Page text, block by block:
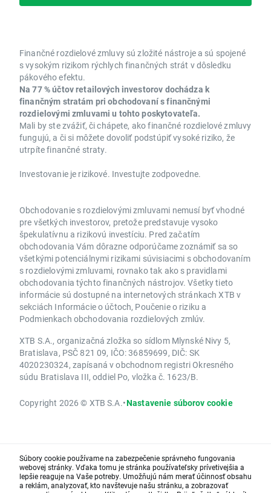
Finančné rozdielové zmluvy sú zložité nástroje a sú spojené
s vysokým rizikom rýchlych finančných strát v dôsledku
pákového efektu.
Na 77 % účtov retailových investorov dochádza k
finančným stratám pri obchodovaní s finančnými
rozdielovými zmluvami u tohto poskytovateľa.
Mali by ste zvážiť, či chápete, ako finančné rozdielové zmluvy
fungujú, a či si môžete dovoliť podstúpiť vysoké riziko, že
utrpíte finančné straty.
Investovanie je rizikové. Investujte zodpovedne.
Obchodovanie s rozdielovými zmluvami nemusí byť vhodné
pre všetkých investorov, pretože predstavuje vysoko
špekulatívnu a rizikovú investíciu. Pred začatím
obchodovania Vám dôrazne odporúčame zoznámiť sa so
všetkými potenciálnymi rizikami súvisiacimi s obchodovaním
s rozdielovými zmluvami, rovnako tak ako s pravidlami
obchodovania týchto finančných nástrojov. Všetky tieto
informácie sú dostupné na internetových stránkach XTB v
sekciách Informácie o účtoch, Poučenie o riziku a
Podmienkach obchodovania rozdielových zmlúv.
XTB S.A., organizačná zložka so sídlom Mlynské Nivy 5,
Bratislava, PSČ 821 09, IČO: 36859699, DIČ: SK
4020230324, zapísaná v obchodnom registri Okresného
súdu Bratislava III, oddiel Po, vložka č. 1623/B.
Copyright 2026 © XTB S.A.•Nastavenie súborov cookie
Súbory cookie používame na zabezpečenie správneho fungovania
webovej stránky. Vďaka tomu je stránka používateľsky prívetivejšia a
lepšie reaguje na Vaše potreby. Umožňujú nám merať účinnosť obsahu
a reklám, analyzovať, kto navštevuje našu stránku, a zobrazovať